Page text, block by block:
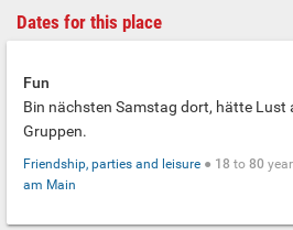
Dates for this place
Fun
Bin nächsten Samstag dort, hätte Lust
Gruppen.
Friendship, parties and leisure ● 18 to 80
am Main